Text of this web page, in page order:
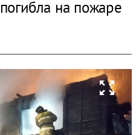
на пожаре
zoom_out_map